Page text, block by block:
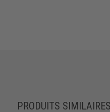
PRODUITS SIMILAIRES